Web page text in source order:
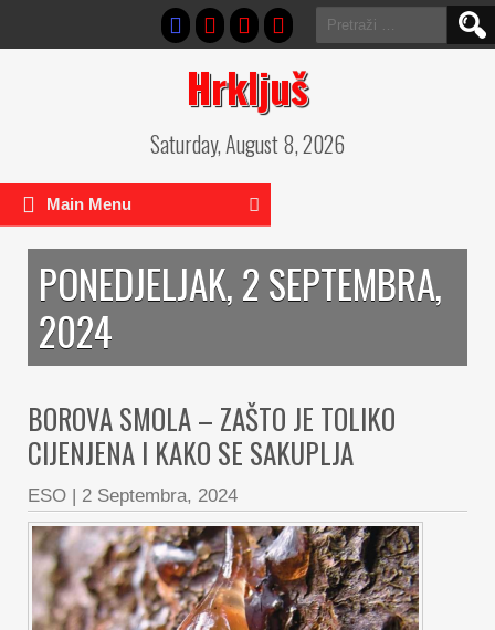
Pretraga:
Hrkljuš
Saturday, August 8, 2026
Main Menu
PONEDJELJAK, 2 SEPTEMBRA,
2024
BOROVA SMOLA – ZAŠTO JE TOLIKO
CIJENJENA I KAKO SE SAKUPLJA
ESO | 2 Septembra, 2024